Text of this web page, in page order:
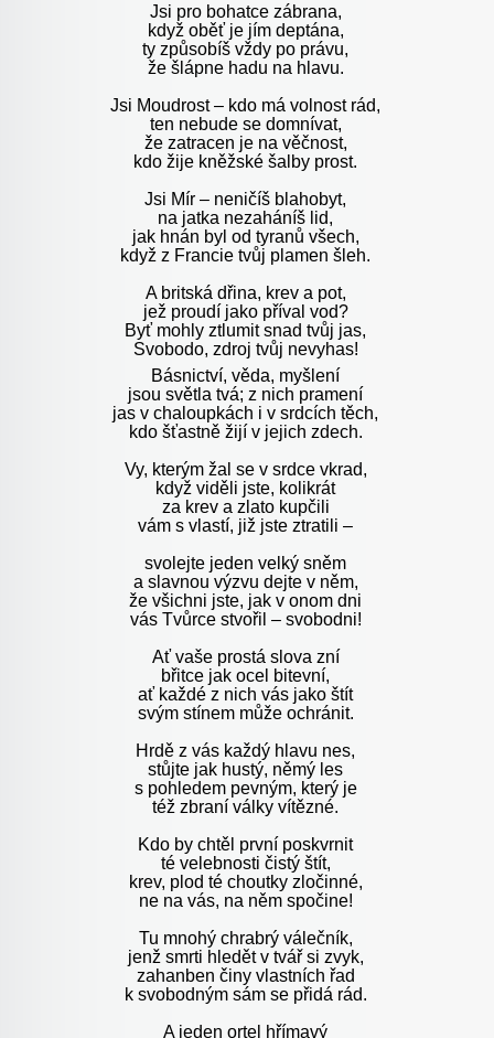
Jsi pro bohatce zábrana,
když oběť je jím deptána,
ty způsobíš vždy po právu,
že šlápne hadu na hlavu.
Jsi Moudrost – kdo má volnost rád,
ten nebude se domnívat,
že zatracen je na věčnost,
kdo žije kněžské šalby prost.
Jsi Mír – neničíš blahobyt,
na jatka nezaháníš lid,
jak hnán byl od tyranů všech,
když z Francie tvůj plamen šleh.
A britská dřina, krev a pot,
jež proudí jako příval vod?
Byť mohly ztlumit snad tvůj jas,
Svobodo, zdroj tvůj nevyhas!
Básnictví, věda, myšlení
jsou světla tvá; z nich pramení
jas v chaloupkách i v srdcích těch,
kdo šťastně žijí v jejich zdech.
Vy, kterým žal se v srdce vkrad,
když viděli jste, kolikrát
za krev a zlato kupčili
vám s vlastí, již jste ztratili –
svolejte jeden velký sněm
a slavnou výzvu dejte v něm,
že všichni jste, jak v onom dni
vás Tvůrce stvořil – svobodni!
Ať vaše prostá slova zní
břitce jak ocel bitevní,
ať každé z nich vás jako štít
svým stínem může ochránit.
Hrdě z vás každý hlavu nes,
stůjte jak hustý, němý les
s pohledem pevným, který je
též zbraní války vítězné.
Kdo by chtěl první poskvrnit
té velebnosti čistý štít,
krev, plod té choutky zločinné,
ne na vás, na něm spočine!
Tu mnohý chrabrý válečník,
jenž smrti hledět v tvář si zvyk,
zahanben činy vlastních řad
k svobodným sám se přidá rád.
A jeden ortel hřímavý